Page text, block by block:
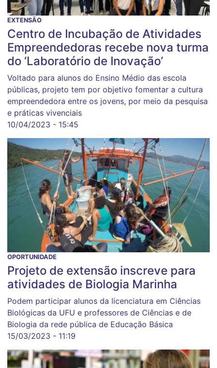
EXTENSÃO
Centro de Incubação de Atividades
Empreendedoras recebe nova turma
do ‘Laboratório de Inovação’
Voltado para alunos do Ensino Médio das escola
públicas, projeto tem por objetivo fomentar a cultura
empreendedora entre os jovens, por meio da pesquisa
e práticas vivenciais
10/04/2023 - 15:45
OPORTUNIDADE
Projeto de extensão inscreve para
atividades de Biologia Marinha
Podem participar alunos da licenciatura em Ciências
Biológicas da UFU e professores de Ciências e de
Biologia da rede pública de Educação Básica
15/03/2023 - 11:19